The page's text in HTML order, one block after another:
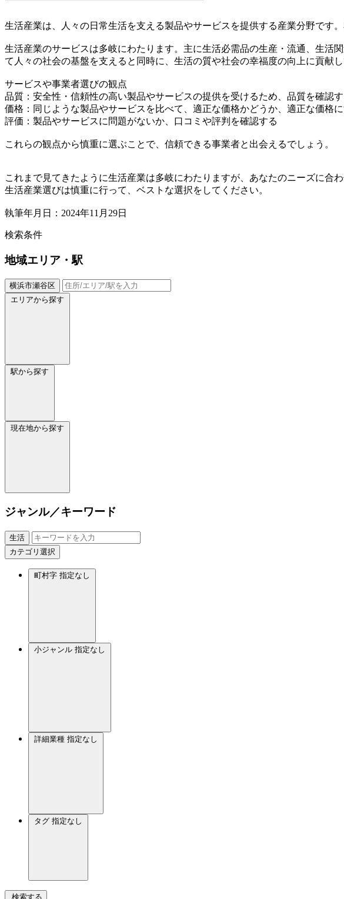
生活産業は、人々の日常生活を支える製品やサービスを提供する産業分野です
生活産業のサービスは多岐にわたります。主に生活必需品の生産・流通、生活
て人々の社会の基盤を支えると同時に、生活の質や社会の幸福度の向上に貢献し
サービスや事業者選びの観点
品質：安全性・信頼性の高い製品やサービスの提供を受けるため、品質を確認す
価格：同じような製品やサービスを比べて、適正な価格かどうか、適正な価格
評価：製品やサービスに問題がないか、口コミや評判を確認する
これらの観点から慎重に選ぶことで、信頼できる事業者と出会えるでしょう。
これまで見てきたように生活産業は多岐にわたりますが、あなたのニーズに合わ
生活産業選びは慎重に行って、ベストな選択をしてください。
執筆年月日：2024年11月29日
検索条件
地域エリア・駅
横浜市瀬谷区
エリアから探す
駅から探す
現在地から探す
ジャンル／キーワード
生活
カテゴリ選択
町村字 指定なし
小ジャンル 指定なし
詳細業種 指定なし
タグ 指定なし
検索する